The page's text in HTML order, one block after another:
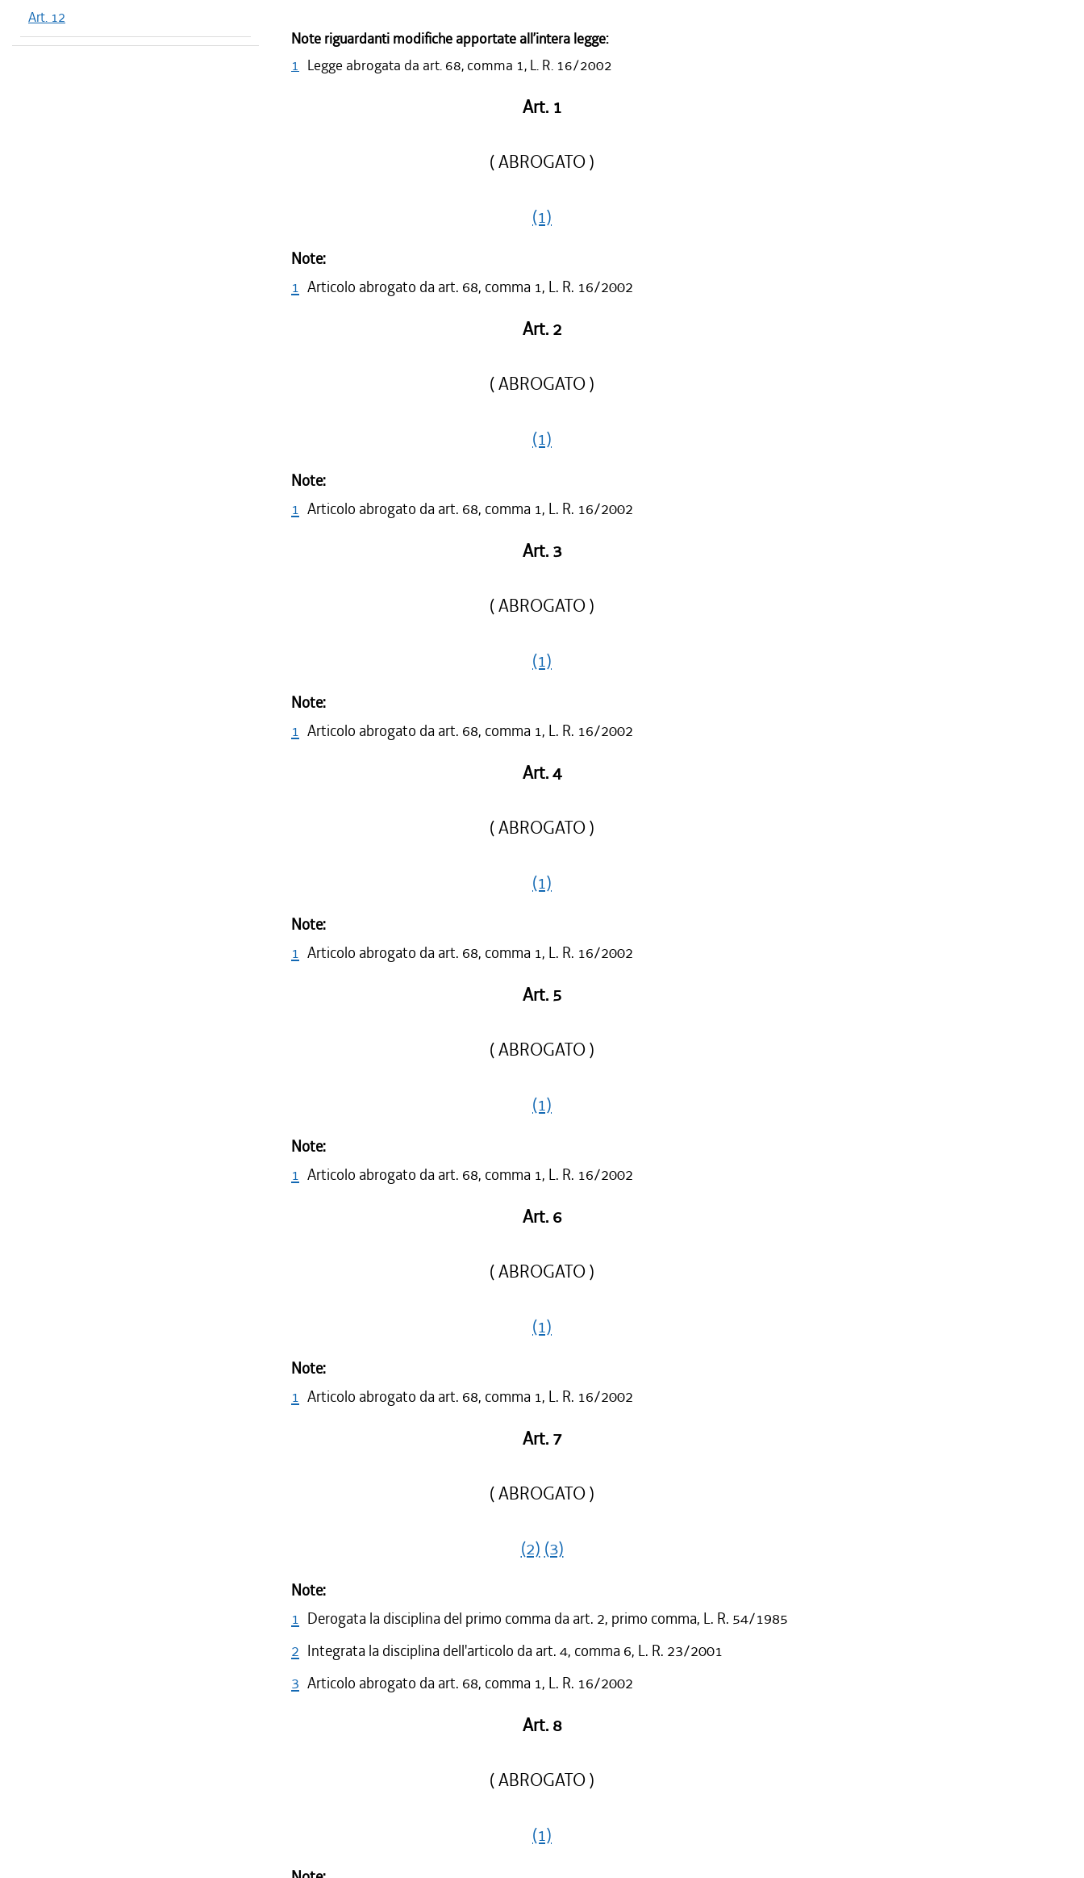
Art. 12
Note riguardanti modifiche apportate all’intera legge:
1 Legge abrogata da art. 68, comma 1, L. R. 16/2002
Art. 1
( ABROGATO )
(1)
Note:
1 Articolo abrogato da art. 68, comma 1, L. R. 16/2002
Art. 2
( ABROGATO )
(1)
Note:
1 Articolo abrogato da art. 68, comma 1, L. R. 16/2002
Art. 3
( ABROGATO )
(1)
Note:
1 Articolo abrogato da art. 68, comma 1, L. R. 16/2002
Art. 4
( ABROGATO )
(1)
Note:
1 Articolo abrogato da art. 68, comma 1, L. R. 16/2002
Art. 5
( ABROGATO )
(1)
Note:
1 Articolo abrogato da art. 68, comma 1, L. R. 16/2002
Art. 6
( ABROGATO )
(1)
Note:
1 Articolo abrogato da art. 68, comma 1, L. R. 16/2002
Art. 7
( ABROGATO )
(2) (3)
Note:
1 Derogata la disciplina del primo comma da art. 2, primo comma, L. R. 54/1985
2 Integrata la disciplina dell'articolo da art. 4, comma 6, L. R. 23/2001
3 Articolo abrogato da art. 68, comma 1, L. R. 16/2002
Art. 8
( ABROGATO )
(1)